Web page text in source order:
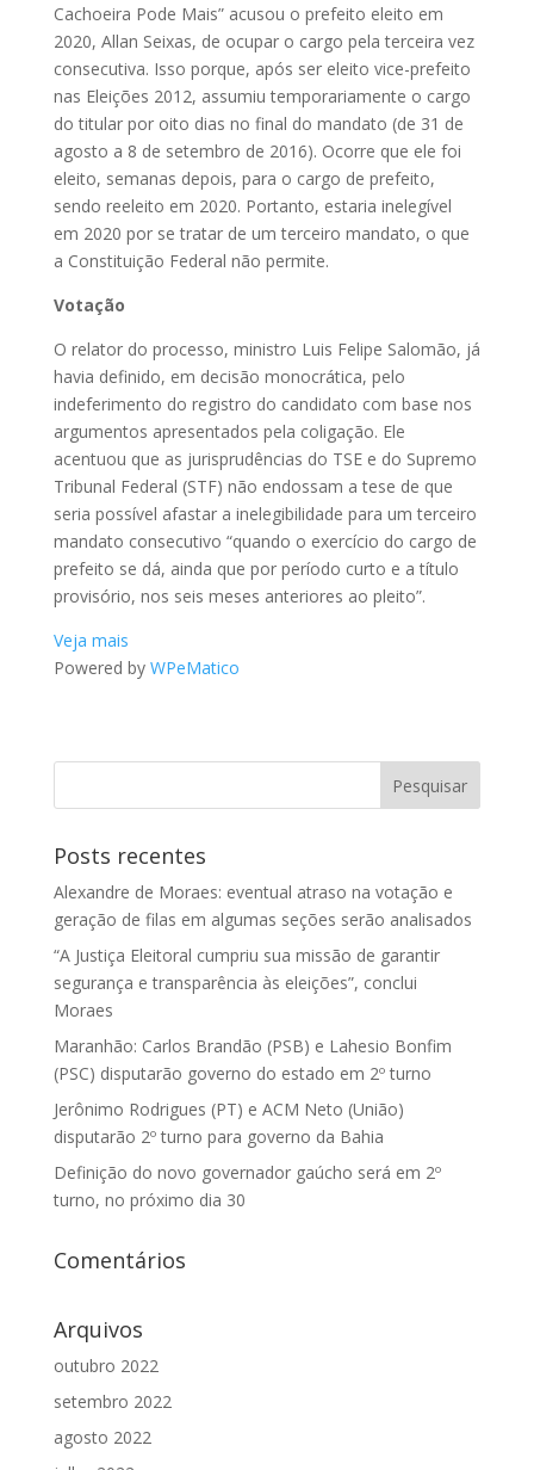
Cachoeira Pode Mais” acusou o prefeito eleito em
2020, Allan Seixas, de ocupar o cargo pela terceira vez
consecutiva. Isso porque, após ser eleito vice-prefeito
nas Eleições 2012, assumiu temporariamente o cargo
do titular por oito dias no final do mandato (de 31 de
agosto a 8 de setembro de 2016). Ocorre que ele foi
eleito, semanas depois, para o cargo de prefeito,
sendo reeleito em 2020. Portanto, estaria inelegível
em 2020 por se tratar de um terceiro mandato, o que
a Constituição Federal não permite.
Votação
O relator do processo, ministro Luis Felipe Salomão, já
havia definido, em decisão monocrática, pelo
indeferimento do registro do candidato com base nos
argumentos apresentados pela coligação. Ele
acentuou que as jurisprudências do TSE e do Supremo
Tribunal Federal (STF) não endossam a tese de que
seria possível afastar a inelegibilidade para um terceiro
mandato consecutivo “quando o exercício do cargo de
prefeito se dá, ainda que por período curto e a título
provisório, nos seis meses anteriores ao pleito”.
Veja mais
Powered by WPeMatico
Posts recentes
Alexandre de Moraes: eventual atraso na votação e
geração de filas em algumas seções serão analisados
“A Justiça Eleitoral cumpriu sua missão de garantir
segurança e transparência às eleições”, conclui
Moraes
Maranhão: Carlos Brandão (PSB) e Lahesio Bonfim
(PSC) disputarão governo do estado em 2º turno
Jerônimo Rodrigues (PT) e ACM Neto (União)
disputarão 2º turno para governo da Bahia
Definição do novo governador gaúcho será em 2º
turno, no próximo dia 30
Comentários
Arquivos
outubro 2022
setembro 2022
agosto 2022